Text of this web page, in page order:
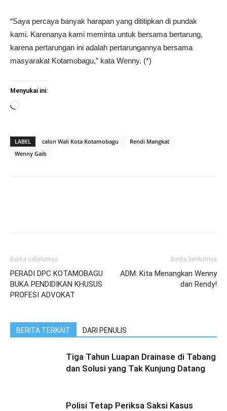
“Saya percaya banyak harapan yang dititipkan di pundak
kami. Karenanya kami meminta untuk bersama bertarung,
karena pertarungan ini adalah pertarungannya bersama
masyarakat Kotamobagu,” kata Wenny. (*)
Menyukai ini:
Memuat...
LABEL calon Wali Kota Kotamobagu
Rendi Mangkat
Wenny Gaib
Berita sebelumya
PERADI DPC KOTAMOBAGU
BUKA PENDIDIKAN KHUSUS
PROFESI ADVOKAT
Berita berikutnya
ADM: Kita Menangkan Wenny
dan Rendy!
BERITA TERKAIT DARI PENULIS
Tiga Tahun Luapan Drainase di Tabang
dan Solusi yang Tak Kunjung Datang
Polisi Tetap Periksa Saksi Kasus